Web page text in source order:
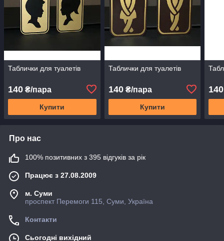
Таблички для туалетів
140 ₴/пара
Купити
Таблички для туалетів
140₴/пара
Купити
140
Про нас
100% позитивних з 395 відгуків за рік
Працює з 27.08.2009
м. Суми
проспект Перемоги 115, Суми, Україна
Контакти
Сьогодні вихідний